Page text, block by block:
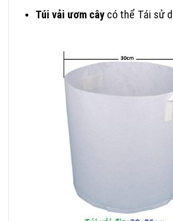
Túi vải ươm câycó thể Tái sử